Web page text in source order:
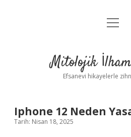
Anasayfa
Yasal
menüyü
Mitolojik
Efsanevi hikayelerle
Iphone 12 Neden
Tarih: Nisan 18, 2025